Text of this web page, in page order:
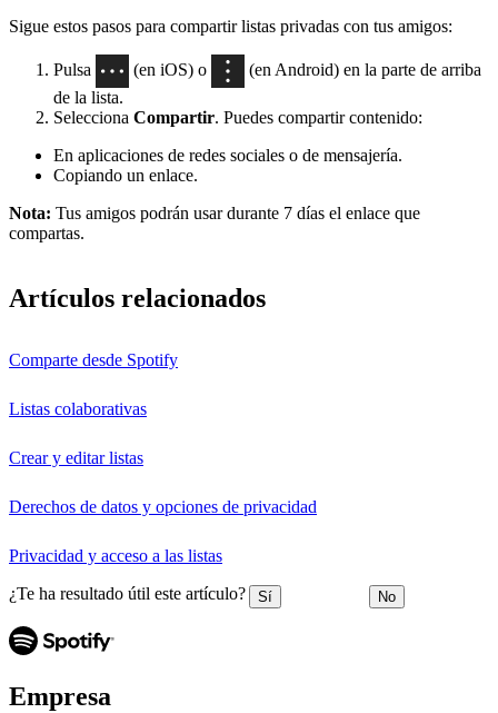
Sigue estos pasos para compartir listas privadas con tus amigos:
Pulsa (en iOS) o
(en Android) en la parte de arriba
de la lista.
Selecciona Compartir. Puedes compartir contenido:
En aplicaciones de redes sociales o de mensajería.
Copiando un enlace.
Nota: Tus amigos podrán usar durante 7 días el enlace que
compartas.
Artículos relacionados
Comparte desde Spotify
Listas colaborativas
Crear y editar listas
Derechos de datos y opciones de privacidad
Privacidad y acceso a las listas
¿Te ha resultado útil este artículo? Sí No
Empresa